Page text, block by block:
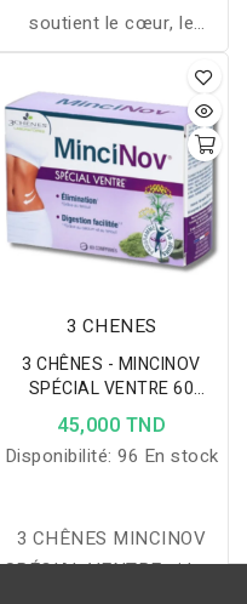
soutient le cœur, le
cerveau et les
articulations grâce à une
forte concentration en
oméga 3 EPA et DHA.
3 CHENES
3 CHÊNES - MINCINOV
SPÉCIAL VENTRE 60
COMPRIMÉS
45,000 TND
Disponibilité: 96 En stock
3 CHÊNES MINCINOV
SPÉCIAL VENTRE aide à